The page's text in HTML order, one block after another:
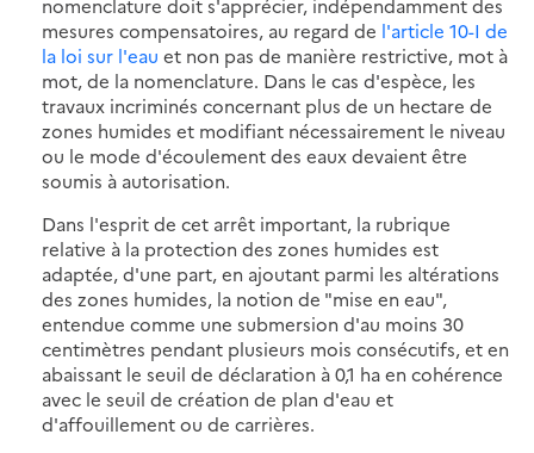
nomenclature doit s'apprécier, indépendamment des
mesures compensatoires, au regard de l'article 10-I de
la loi sur l'eau et non pas de manière restrictive, mot à
mot, de la nomenclature. Dans le cas d'espèce, les
travaux incriminés concernant plus de un hectare de
zones humides et modifiant nécessairement le niveau
ou le mode d'écoulement des eaux devaient être
soumis à autorisation.
Dans l'esprit de cet arrêt important, la rubrique
relative à la protection des zones humides est
adaptée, d'une part, en ajoutant parmi les altérations
des zones humides, la notion de "mise en eau",
entendue comme une submersion d'au moins 30
centimètres pendant plusieurs mois consécutifs, et en
abaissant le seuil de déclaration à 0,1 ha en cohérence
avec le seuil de création de plan d'eau et
d'affouillement ou de carrières.